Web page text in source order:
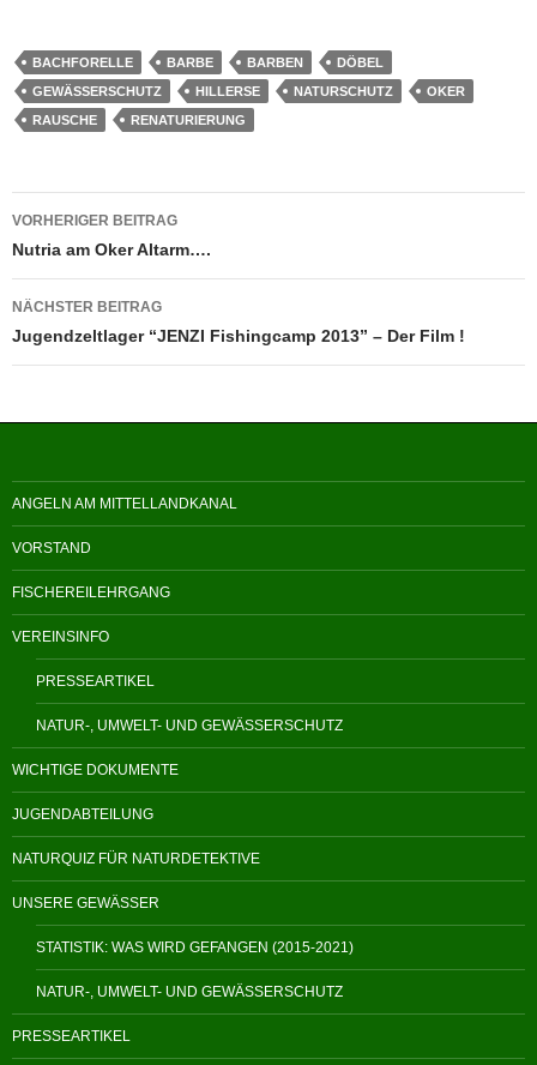
BACHFORELLE BARBE BARBEN
DÖBEL
GEWÄSSERSCHUTZ
HILLERSE NATURSCHUTZ
OKER
RAUSCHE
RENATURIERUNG
Beitragsnavigation
VORHERIGER BEITRAG
Nutria am Oker Altarm….
NÄCHSTER BEITRAG
Jugendzeltlager “JENZI Fishingcamp 2013” – Der Film !
ANGELN AM MITTELLANDKANAL
VORSTAND
FISCHEREILEHRGANG
VEREINSINFO
PRESSEARTIKEL
NATUR-, UMWELT- UND GEWÄSSERSCHUTZ
WICHTIGE DOKUMENTE
JUGENDABTEILUNG
NATURQUIZ FÜR NATURDETEKTIVE
UNSERE GEWÄSSER
STATISTIK: WAS WIRD GEFANGEN (2015-2021)
NATUR-, UMWELT- UND GEWÄSSERSCHUTZ
PRESSEARTIKEL